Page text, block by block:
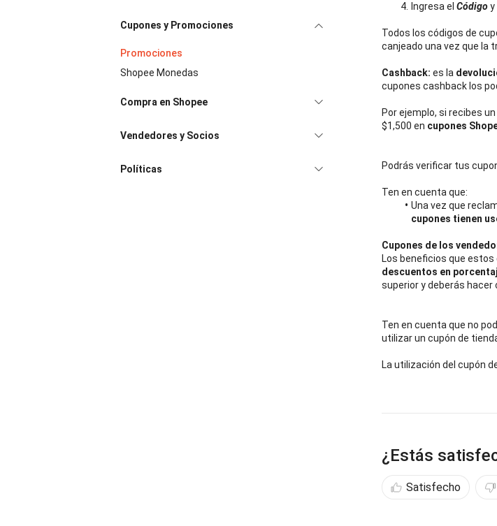
Cupones y Promociones
Promociones
Shopee Monedas
Compra en Shopee
Vendedores y Socios
Políticas
Ingresa el Código y
Todos los códigos de
canjeado una vez que la
Cashback: es la
cupones cashback los
Por ejemplo, si recibes un
$1,500 en cupones
Podrás verificar tus
Ten en cuenta que:
Una vez que
cupones tienen
Cupones de los
Los beneficios que
descuentos en
superior y deberás hacer
Ten en cuenta que no
utilizar un cupón de
La utilización del cupón
¿Estás
Satisfecho